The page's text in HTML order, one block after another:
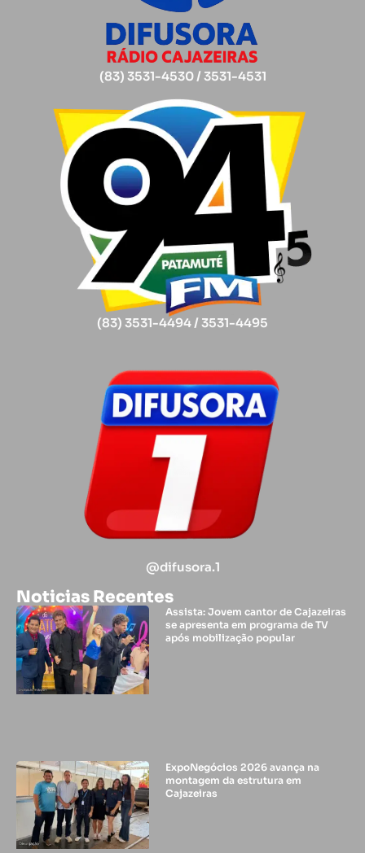
(83) 3531-4530 / 3531-4531
(83) 3531-4494 / 3531-4495
@difusora.1
Noticias Recentes
Assista: Jovem cantor de Cajazeiras
se apresenta em programa de TV
após mobilização popular
ExpoNegócios 2026 avança na
montagem da estrutura em
Cajazeiras